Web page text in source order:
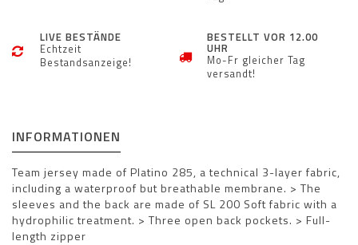
LIVE BESTÄNDE
Echtzeit
Bestandsanzeige!
BESTELLT VOR 12.00
UHR
Mo-Fr gleicher Tag
versandt!
INFORMATIONEN
Team jersey made of Platino 285, a technical 3-layer fabric,
including a waterproof but breathable membrane. > The
sleeves and the back are made of SL 200 Soft fabric with a
hydrophilic treatment. > Three open back pockets. > Full-
length zipper